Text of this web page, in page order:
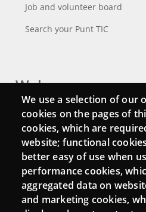
Job and volunteer board
Search your Punt TIC
Webs
Login
Mattermost Punt TIC
Moodle CampusLab
We use a selection of our
cookies on the pages of
cookies, which are
website; functional
better easy of use when
performance cookies,
aggregated data on
and marketing cookies,